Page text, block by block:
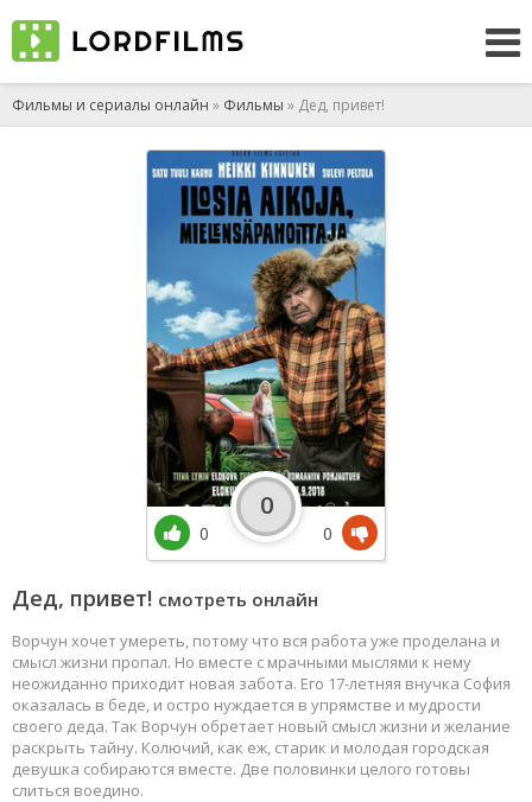
Фильмы и сериалы онлайн » Фильмы » Дед, привет!
Дед, привет! смотреть онлайн
Ворчун хочет умереть, потому что вся работа уже проделана и
смысл жизни пропал. Но вместе с мрачными мыслями к нему
неожиданно приходит новая забота. Его 17-летняя внучка София
оказалась в беде, и остро нуждается в упрямстве и мудрости
своего деда. Так Ворчун обретает новый смысл жизни и желание
раскрыть тайну. Колючий, как еж, старик и молодая городская
девушка собираются вместе. Две половинки целого готовы
слиться воедино.
0
0
0